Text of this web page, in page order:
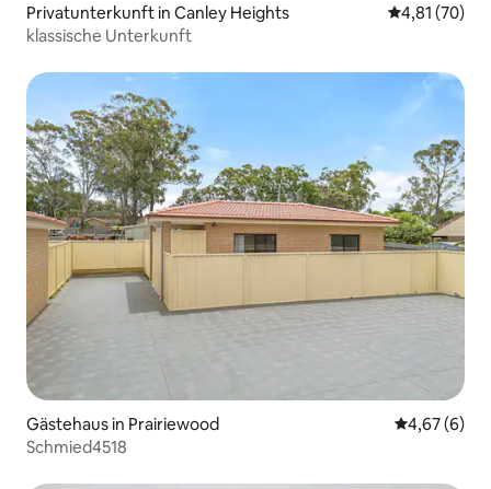
Privatunterkunft in Canley Heights
4,81 (70)
klassische Unterkunft
Gästehaus in Prairiewood
4,67 (6)
Schmied4518